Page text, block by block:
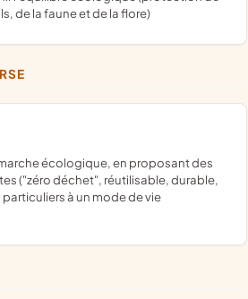
de la faune et de la flore)
("zéro déchet", réutilisable, durable,
à un mode de vie